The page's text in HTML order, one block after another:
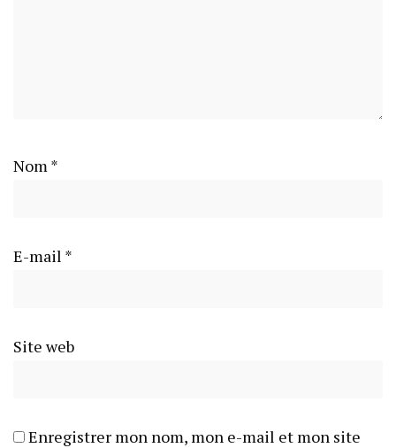
Nom *
E-mail *
Site web
Enregistrer mon nom, mon e-mail et mon site